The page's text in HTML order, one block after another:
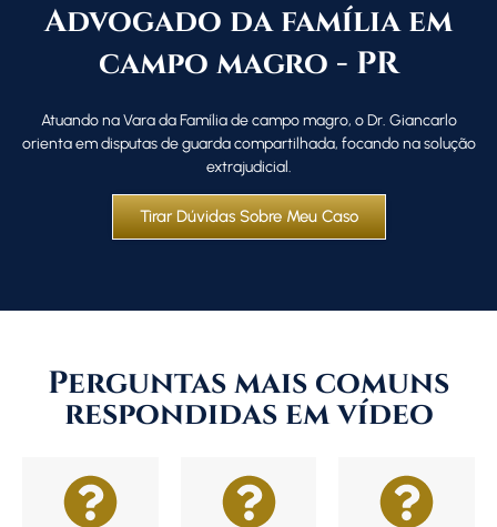
Advogado da família em
campo magro - PR
Atuando na Vara da Família de campo magro, o Dr. Giancarlo
orienta em disputas de guarda compartilhada, focando na solução
extrajudicial.
Tirar Dúvidas Sobre Meu Caso
Perguntas mais comuns
respondidas em vídeo